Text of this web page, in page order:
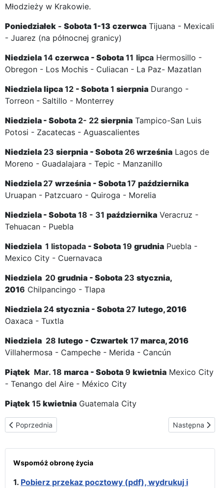
Młodzieży w Krakowie.
Poniedziałek - Sobota 1-13 czerwca Tijuana - Mexicali
- Juarez (na północnej granicy)
Niedziela 14 czerwca - Sobota 11 lipca Hermosillo -
Obregon - Los Mochis - Culiacan - La Paz- Mazatlan
Niedziela lipca 12 - Sobota 1 sierpnia Durango -
Torreon - Saltillo - Monterrey
Niedziela - Sobota 2- 22 sierpnia Tampico-San Luis
Potosi - Zacatecas - Aguascalientes
Niedziela 23 sierpnia - Sobota 26 września Lagos de
Moreno - Guadalajara - Tepic - Manzanillo
Niedziela 27 września - Sobota17 października
Uruapan - Patzcuaro - Quiroga - Morelia
Niedziela - Sobota 18 - 31 października Veracruz -
Tehuacan - Puebla
Niedziela 1 listopada - Sobota 19 grudnia Puebla -
Mexico City - Cuernavaca
Niedziela 20 grudnia - Sobota 23 stycznia,
2016 Chilpancingo - Tlapa
Niedziela 24 stycznia - Sobota 27 lutego, 2016
Oaxaca - Tuxtla
Niedziela 28 lutego - Czwartek 17 marca, 2016
Villahermosa - Campeche - Merida - Cancún
Piątek Mar. 18 marca - Sobota 9 kwietnia Mexico City
- Tenango del Aire - México City
Piątek 15 kwietnia Guatemala City
Poprzednia strona: Trasa peregrynacji w Panamie
Poprzednia Następna
Następna
Wspomóż obronę życia
1. Pobierz przekaz pocztowy (pdf), wydrukuj i